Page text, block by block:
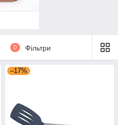
0 Фільтри
–17%